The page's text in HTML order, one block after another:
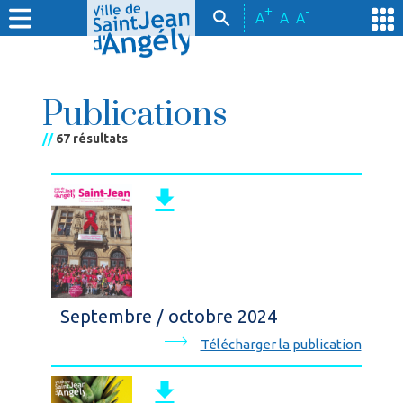
A+ A A-
Publications
//67 résultats
Septembre / octobre 2024
Télécharger la publication